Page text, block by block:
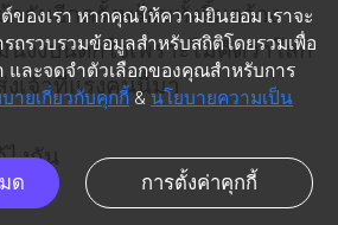
ของเรา หากคุณให้ความยินยอม เราจะ
รถรวบรวมข้อมูลสำหรับสถิติโดยรวมเพื่อ
และจดจำตัวเลือกของคุณสำหรับการ
ายเกี่ยวกับคุกกี้ &นโยบายความเป็น
ด การตั้งค่าคุกกี้
กันอีกครั้งพร้อมทั้งยิ้มกว้าง
งงปนตกใจเพราะไม่คิดว่าโลก
งเจ้าที่แรงคนนี้มา
งกัน